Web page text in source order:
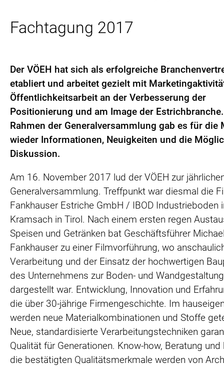
Fachtagung 2017
Der VÖEH hat sich als erfolgreiche
etabliert und arbeitet gezielt mit
Öffentlichkeitsarbeit an der Verbesserung der
Positionierung und am Image der
Rahmen der Generalversammlung gab es für die
wieder Informationen, Neuigkeiten und die
Diskussion.
Am 16. November 2017 lud der VÖEH zur
Generalversammlung. Treffpunkt war diesmal die
Fankhauser Estriche GmbH / IBOD Industrieboden
Kramsach in Tirol. Nach einem ersten regen
Speisen und Getränken bat Geschäftsführer
Fankhauser zu einer Filmvorführung, wo
Verarbeitung und der Einsatz der hochwertigen
des Unternehmens zur Boden- und Wandgestaltung
dargestellt war. Entwicklung, Innovation und
die über 30-jährige Firmengeschichte. Im
werden neue Materialkombinationen und Stoffe
Neue, standardisierte Verarbeitungstechniken
Qualität für Generationen. Know-how, Beratung
die bestätigten Qualitätsmerkmale werden von